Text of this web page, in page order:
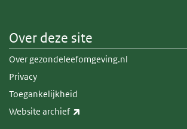
Over deze site
Over gezondeleefomgeving.nl
Privacy
Toegankelijkheid
Website archief